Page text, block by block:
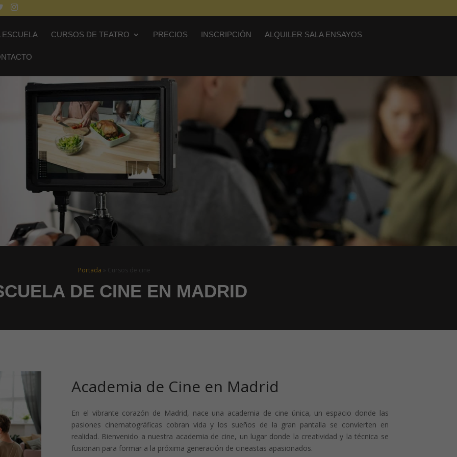
ESCUELA CURSOS DE TEATRO PRECIOS INSCRIPCIÓN ALQUILER SALA ENSAYOS
Portada
DE CINE EN MADRID
Academia de Cine en Madrid
En el vibrante corazón de Madrid, nace una academia de cine única, un espacio donde las
pasiones cinematográficas cobran vida y los sueños de la gran pantalla se convierten en
realidad. Bienvenido a nuestra academia de cine, un lugar donde la creatividad y la técnica se
fusionan para formar a la próxima generación de cineastas apasionados.